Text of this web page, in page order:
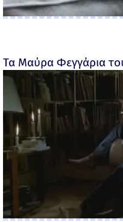
Τα Μαύρα Φεγγάρια